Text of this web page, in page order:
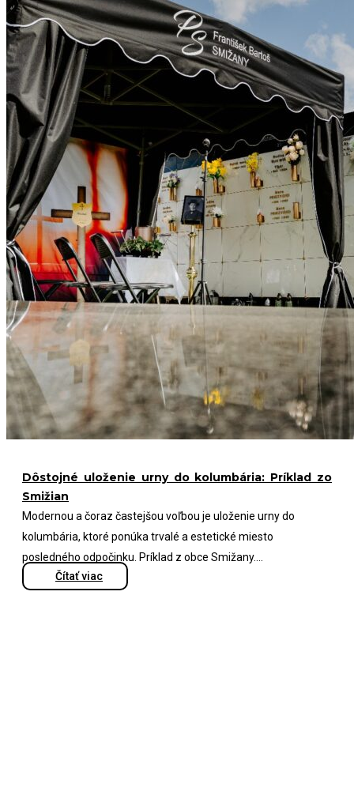
Dôstojné uloženie urny do kolumbária: Príklad zo
Smižian
Modernou a čoraz častejšou voľbou je uloženie urny do
kolumbária, ktoré ponúka trvalé a estetické miesto
posledného odpočinku. Príklad z obce Smižany....
Čítať viac